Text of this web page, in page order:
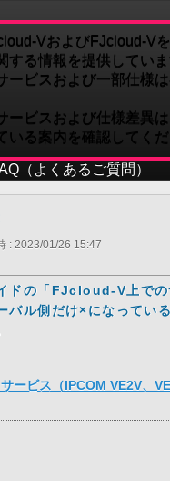
VおよびFJcloud-V
する情報を提供していま
ービスおよび一部仕様
ービスおよび仕様差異
いる案内を確認してくだ
（よくあるご質問）
: 2023/01/26 15:47
ドの「FJcloud-V上での
バル側だけ×になってい
ービス（IPCOM VE2V、